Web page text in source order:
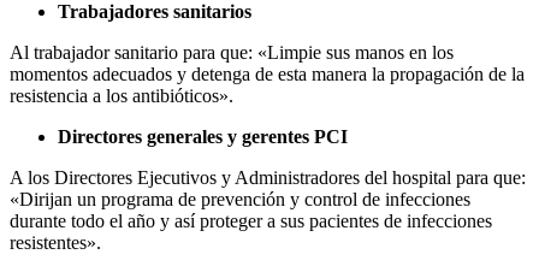
Trabajadores sanitarios
Al trabajador sanitario para que: «Limpie sus manos en los
momentos adecuados y detenga de esta manera la propagación de la
resistencia a los antibióticos».
Directores generales y gerentes PCI
A los Directores Ejecutivos y Administradores del hospital para que:
«Dirijan un programa de prevención y control de infecciones
durante todo el año y así proteger a sus pacientes de infecciones
resistentes».